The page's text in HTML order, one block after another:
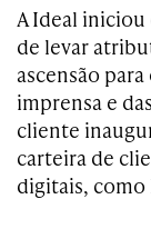
A Ideal
de levar
ascensão
imprensa e
cliente
carteira de
digitais, como